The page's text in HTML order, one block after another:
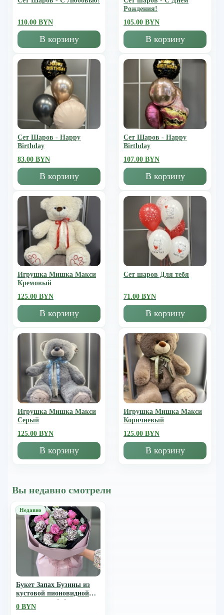
110.00 BYN
В корзину
Рождения!
105.00 BYN
В корзину
Сет Шаров - Happy
Birthday
83.00 BYN
В корзину
Сет Шаров - Happy
Birthday
107.00 BYN
В корзину
Игрушка Мишка Mакси
Кремовый
125.00 BYN
В корзину
Сет шаров Для тебя
71.00 BYN
В корзину
Игрушка Мишка Mакси
Серый
125.00 BYN
В корзину
Игрушка Мишка Mакси
Коричневый
125.00 BYN
В корзину
Вы недавно смотрели
Букет Запах Бузины из
кустовой пионовидной
розы мисти баблс и
диантуса
0 BYN